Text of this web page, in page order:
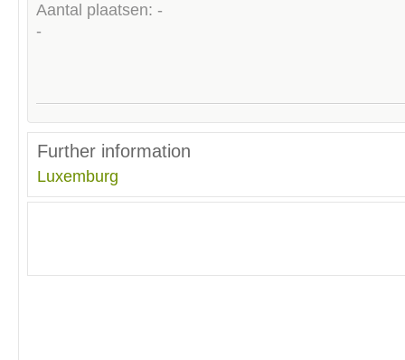
Aantal plaatsen: -
-
Further information
Luxemburg